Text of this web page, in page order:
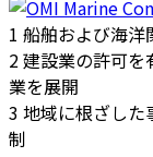
1 船舶および海洋
2建設業の許可を
業を展開
3 地域に根ざした
制